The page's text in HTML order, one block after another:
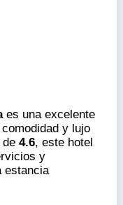
es una excelente
y lujo
4.6, este hotel
y
estancia